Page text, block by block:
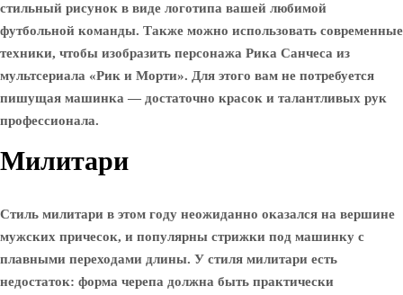
стильный рисунок в виде логотипа вашей любимой
футбольной команды. Также можно использовать современные
техники, чтобы изобразить персонажа Рика Санчеса из
мультсериала «Рик и Морти». Для этого вам не потребуется
пишущая машинка — достаточно красок и талантливых рук
профессионала.
Милитари
Стиль милитари в этом году неожиданно оказался на вершине
мужских причесок, и популярны стрижки под машинку с
плавными переходами длины. У стиля милитари есть
недостаток: форма черепа должна быть практически